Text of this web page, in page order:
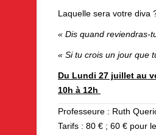
Laquelle sera votre diva
« Dis quand reviendras-
« Si tu crois un jour que
Du Lundi 27 juillet au
10h à 12h
Professeure : Ruth
Tarifs : 80 € ; 60 € pour